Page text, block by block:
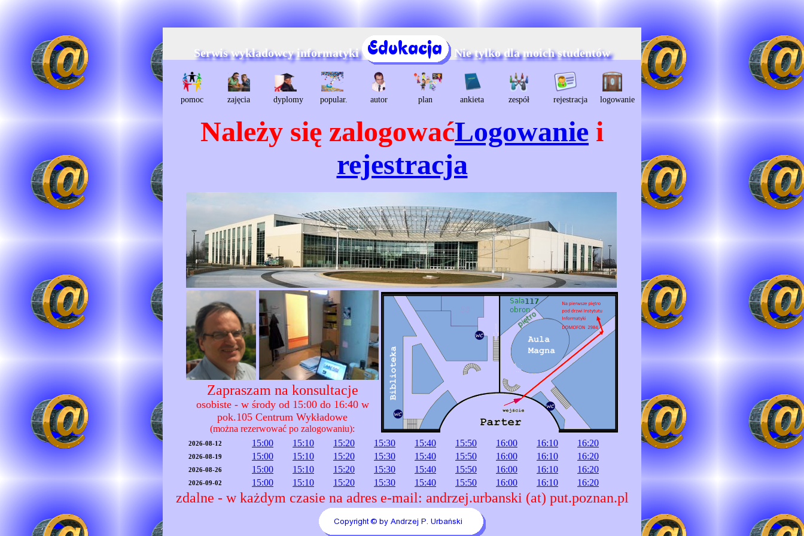
Serwis wykładowcy informatyki Nie tylko dla moich studentów
pomoc zajęcia dyplomy popular. autor plan ankieta zespół rejestracja logowanie
Należy się zalogowaćLogowanie i
rejestracja
Zapraszam na konsultacje
osobiste - w środy od 15:00 do 16:40 w
pok.105 Centrum Wykładowe
(można rezerwować po zalogowaniu):
2026-08-12 15:00 15:10 15:20 15:30 15:40 15:50 16:00 16:10 16:20
2026-08-19 15:00 15:10 15:20 15:30 15:40 15:50 16:00 16:10 16:20
2026-08-26 15:00 15:10 15:20 15:30 15:40 15:50 16:00 16:10 16:20
2026-09-02 15:00 15:10 15:20 15:30 15:40 15:50 16:00 16:10 16:20
zdalne - w każdym czasie na adres e-mail: andrzej.urbanski (at) put.poznan.pl